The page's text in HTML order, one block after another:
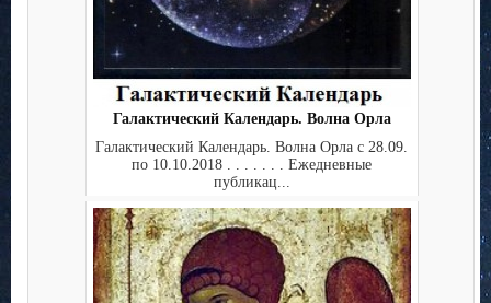
Галактический Календарь. Волна Орла
Галактический Календарь. Волна Орла с 28.09.
по 10.10.2018 . . . . . . . Ежедневные
публикац...